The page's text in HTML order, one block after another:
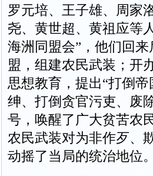
罗元培、王子雄、周家
尧、黄世超、黄祖应等
海洲同盟会”，他们回
盟，组建农民武装；开
思想教育，提出“打倒
绅、打倒贪官污吏、废
号，唤醒了广大贫苦农
农民武装对为非作歹、
动摇了当局的统治地位。